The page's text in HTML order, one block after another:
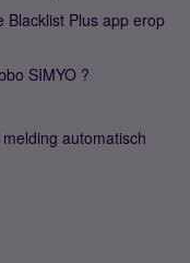
Blacklist Plus app erop
SIMYO ?
automatisch